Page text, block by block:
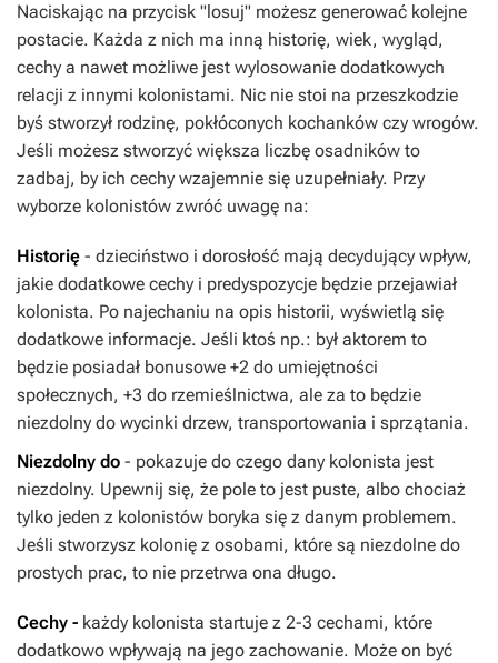
Naciskając na przycisk "losuj" możesz generować kolejne
postacie. Każda z nich ma inną historię, wiek, wygląd,
cechy a nawet możliwe jest wylosowanie dodatkowych
relacji z innymi kolonistami. Nic nie stoi na przeszkodzie
byś stworzył rodzinę, pokłóconych kochanków czy wrogów.
Jeśli możesz stworzyć większa liczbę osadników to
zadbaj, by ich cechy wzajemnie się uzupełniały. Przy
wyborze kolonistów zwróć uwagę na:
Historię - dzieciństwo i dorosłość mają decydujący wpływ,
jakie dodatkowe cechy i predyspozycje będzie przejawiał
kolonista. Po najechaniu na opis historii, wyświetlą się
dodatkowe informacje. Jeśli ktoś np.: był aktorem to
będzie posiadał bonusowe +2 do umiejętności
społecznych, +3 do rzemieślnictwa, ale za to będzie
niezdolny do wycinki drzew, transportowania i sprzątania.
Niezdolny do - pokazuje do czego dany kolonista jest
niezdolny. Upewnij się, że pole to jest puste, albo chociaż
tylko jeden z kolonistów boryka się z danym problemem.
Jeśli stworzysz kolonię z osobami, które są niezdolne do
prostych prac, to nie przetrwa ona długo.
Cechy - każdy kolonista startuje z 2-3 cechami, które
dodatkowo wpływają na jego zachowanie. Może on być